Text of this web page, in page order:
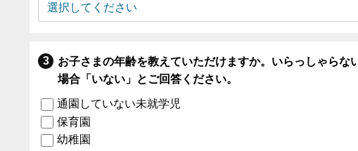
お子さまの年齢を教えていただけますか。いらっしゃらな
場合「いない」とご回答ください。
通園していない未就学児
保育園
幼稚園